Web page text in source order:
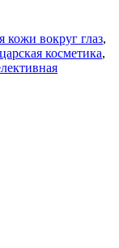
кожи вокруг глаз,
косметика,